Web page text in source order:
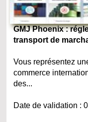
GMJ Phoenix :
transport de
Vous représentez
commerce
des...
Date de validation :